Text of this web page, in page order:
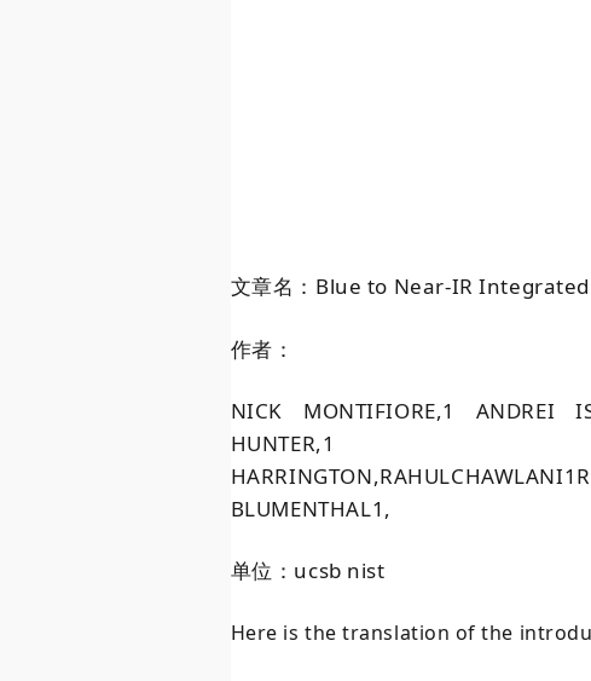
文章名：Blue to Near-IR
作者：
NICK MONTIFIORE,1 ANDREII
HUNTER,
HARRINGTON,RAHULCHAWLANI1R
BLUMENTHAL1,
单位：ucsb nist
Here is the translation of the